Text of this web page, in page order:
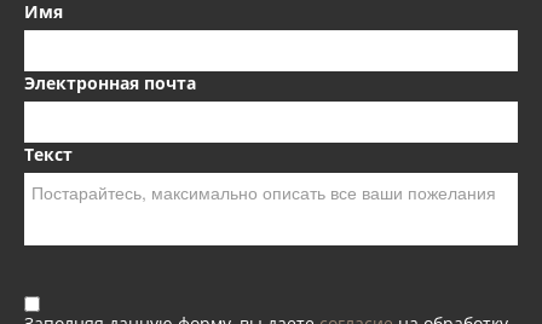
Имя
Электронная почта
Текст